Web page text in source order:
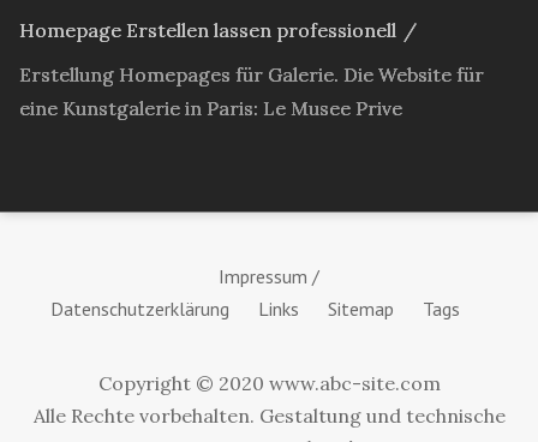
Homepage Erstellen lassen professionell /
Erstellung Homepages für Galerie. Die Website für
eine Kunstgalerie in Paris: Le Musee Prive
Impressum /
Datenschutzerklärung
Links Sitemap Tags
Copyright © 2020 www.abc-site.com
Alle Rechte vorbehalten. Gestaltung und technische